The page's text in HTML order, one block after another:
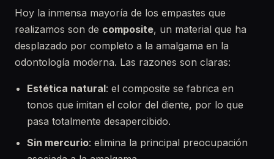
Hoy la inmensa mayoría de los empastes que
realizamos son de composite, un material que ha
desplazado por completo a la amalgama en la
odontología moderna. Las razones son claras:
Estética natural: el composite se fabrica en
tonos que imitan el color del diente, por lo que
pasa totalmente desapercibido.
Sin mercurio: elimina la principal preocupación